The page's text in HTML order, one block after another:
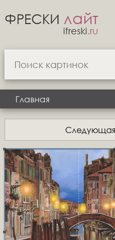
ФРЕСКИ лайт
ifreski.ru
Главная